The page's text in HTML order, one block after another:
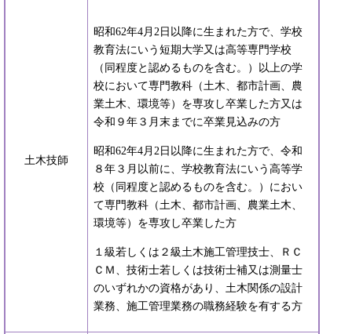
土木技師
昭和62年4月2日以降に生まれた方で、学校
教育法にいう短期大学又は高等専門学校
（同程度と認めるものを含む。）以上の学
校において専門教科（土木、都市計画、農
業土木、環境等）を専攻し卒業した方又は
令和９年３月末までに卒業見込みの方
昭和62年4月2日以降に生まれた方で、令和
８年３月以前に、学校教育法にいう高等学
校（同程度と認めるものを含む。）におい
て専門教科（土木、都市計画、農業土木、
環境等）を専攻し卒業した方
１級若しくは２級土木施工管理技士、ＲＣ
ＣＭ、技術士若しくは技術士補又は測量士
のいずれかの資格があり、土木関係の設計
業務、施工管理業務の職務経験を有する方